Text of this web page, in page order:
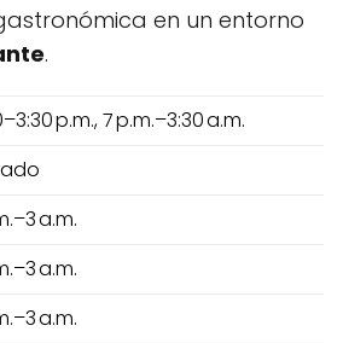
en un entorno
.
p.m., 7 p.m.–3:30 a.m.
a.m.
a.m.
a.m.